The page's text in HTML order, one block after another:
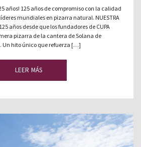
años! 125 años de compromiso con la calidad
mundiales en pizarra natural. NUESTRA
años desde que los fundadores de CUPA
pizarra de la cantera de Solana de
Un hito único que refuerza […]
LEER MÁS